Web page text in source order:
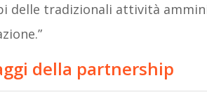
delle tradizionali attività
della partnership